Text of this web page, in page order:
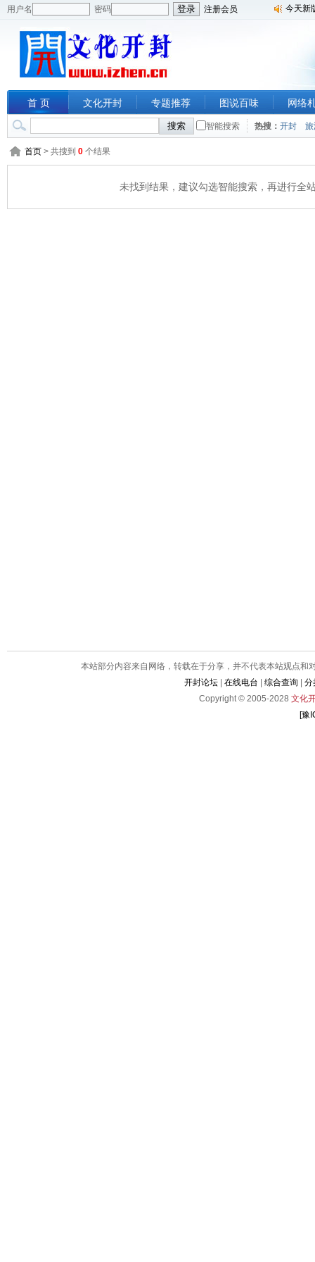
用户名 密码 注册会员 今天新
首 页 文化开封 专题推荐 图说百味 网络
智能搜索 热搜： 开封
首页 > 共搜到 0 个结果
未找到结果，建议勾选智能搜索，再进行全
本站部分内容来自网络，转载在于分享，并不代表本站观点
开封论坛| 在线电台 综合查询
分
Copyright © 2005-2028 文化
[豫